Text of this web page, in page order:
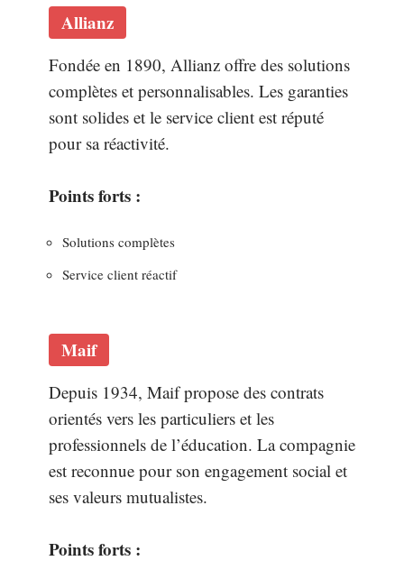
Allianz
Fondée en 1890, Allianz offre des solutions
complètes et personnalisables. Les garanties
sont solides et le service client est réputé
pour sa réactivité.
Points forts :
Solutions complètes
Service client réactif
Maif
Depuis 1934, Maif propose des contrats
orientés vers les particuliers et les
professionnels de l’éducation. La compagnie
est reconnue pour son engagement social et
ses valeurs mutualistes.
Points forts :